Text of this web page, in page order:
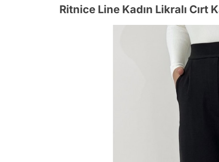
Ritnice Line Kadın Likralı